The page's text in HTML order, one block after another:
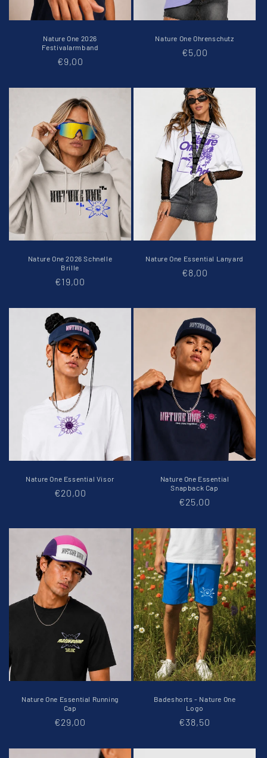
Nature One 2026
Festivalarmband
Normaler
€9,00
Nature One Ohrenschutz
Normaler
€5,00
Nature One 2026 Schnelle
Brille
Normaler
€19,00
Nature One Essential Lanyard
Normaler
€8,00
Nature One Essential Visor
Normaler
€20,00
Nature One Essential
Snapback Cap
Normaler
€25,00
Nature One Essential Running
Cap
Normaler
€29,00
Badeshorts - Nature One
Logo
Normaler
€38,50